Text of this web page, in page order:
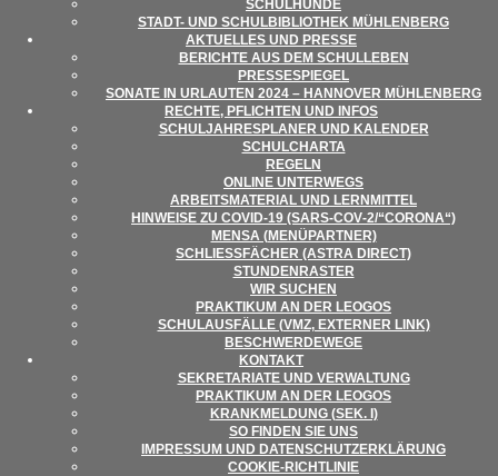
SCHUL­HUNDE
STADT- UND SCHUL­BI­BLIO­THEK MÜHLENBERG
AKTU­EL­LES UND PRESSE
BERICHTE AUS DEM SCHULLEBEN
PRES­SE­SPIE­GEL
SONATE IN URLAU­TEN 2024 – HAN­NO­VER MÜHLENBERG
RECHTE, PFLICH­TEN UND INFOS
SCHUL­JAH­RES­PLA­NER UND KALENDER
SCHUL­CHARTA
REGELN
ONLINE UNTER­WEGS
ARBEITS­MA­TE­RIAL UND LERNMITTEL
HIN­WEISE ZU COVID-19 (SARS-COV‑2/“CORONA“)
MENSA (MENÜ­PART­NER)
SCHLIESS­FÄ­CHER (ASTRA DIRECT)
STUN­DEN­RAS­TER
WIR SUCHEN
PRAK­TI­KUM AN DER LEOGOS
SCHUL­AUS­FÄLLE (VMZ, EXTER­NER LINK)
BESCHWER­DE­WEGE
KON­TAKT
SEKRE­TA­RIATE UND VERWALTUNG
PRAK­TI­KUM AN DER LEOGOS
KRANK­MEL­DUNG (SEK. I)
SO FIN­DEN SIE UNS
IMPRES­SUM UND DATENSCHUTZERKLÄRUNG
COO­KIE-RICHT­LI­NIE